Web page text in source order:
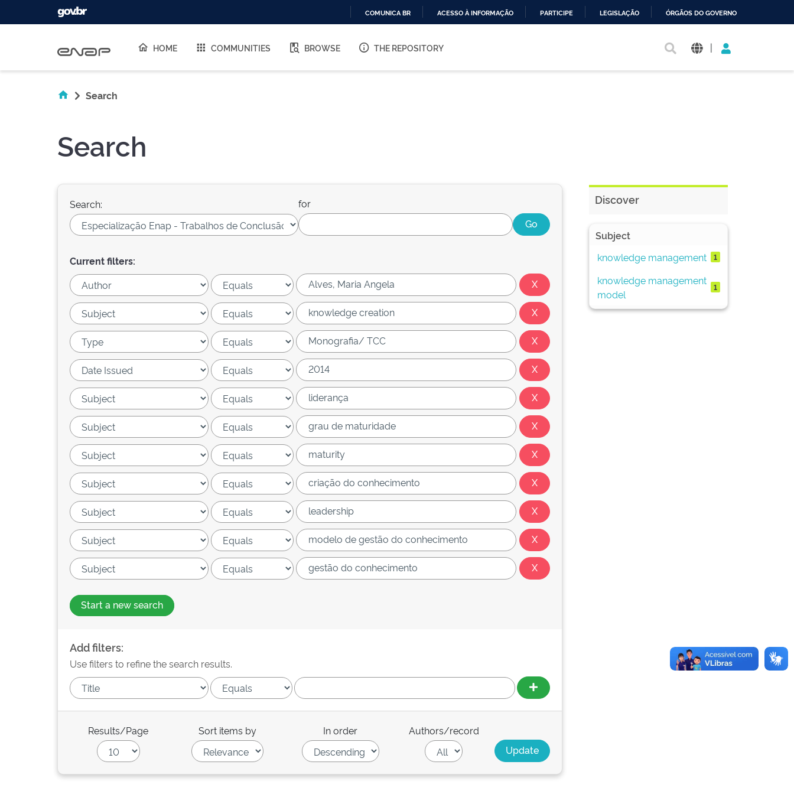
O
COMUNICA BR ACESSO À INFORMAÇÃO PARTICIPE LEGISLAÇÃO ÓRGÃOS DO GOVERNO
HOME COMMUNITIES BROWSE THE REPOSITORY |
Search
Search
Search: for
Current filters:
Start a new search
Add filters:
Use filters to refine the search results.
Results/Page Sort items by In order Authors/record
Discover
Subject
knowledge management
1
knowledge management
model
1